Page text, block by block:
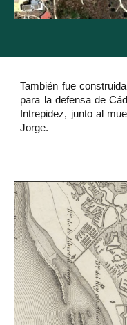
También fue
para la defensa de
Intrepidez, junto al
Jorge.